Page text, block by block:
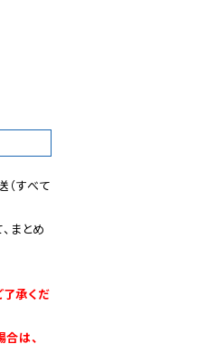
（すべて
まとめ
承くだ
は、